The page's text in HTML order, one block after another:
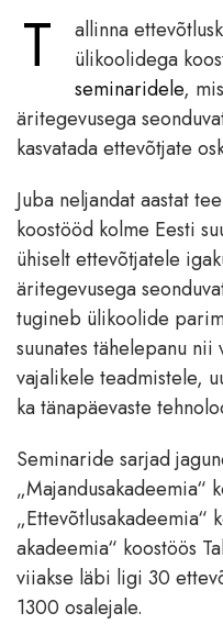
T
allinna
ülikoolidega
seminaridele,
äritegevusega
kasvatada ettevõtjate
Juba neljandat aastat
koostööd kolme Eesti
ühiselt ettevõtjatele
äritegevusega
tugineb ülikoolide
suunates tähelepanu
vajalikele teadmistele,
ka tänapäevaste
Seminaride sarjad
„Majandusakadeemia“
„Ettevõtlusakadeemia“
akadeemia“ koostöös
viiakse läbi ligi 30
1300 osalejale.